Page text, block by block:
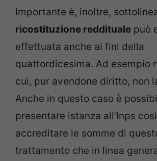
Importante è, inoltre,
ricostituzione reddituale può
effettuata anche ai fini della
quattordicesima. Ad esempio
cui, pur avendone diritto, non
Anche in questo caso è
presentare istanza all’Inps
accreditare le somme di
trattamento che in linea